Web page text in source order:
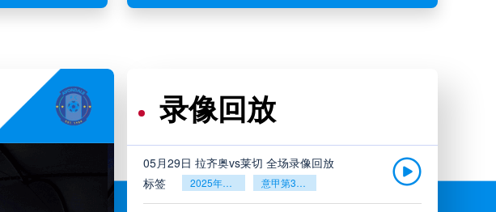
录像回放
05月29日 拉齐奥vs莱切 全场录像回放
标签
2025年5月26日 意甲第38轮